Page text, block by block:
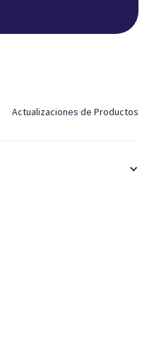
Actualizaciones de Productos